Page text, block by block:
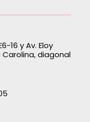
16 y Av. Eloy
diagonal